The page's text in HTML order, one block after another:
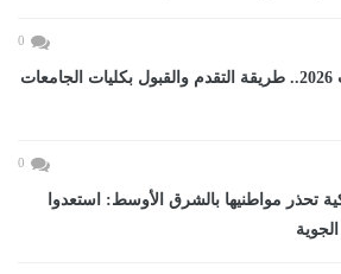
0
تنسيق الجامعات 2026.. طريقة التقدم والقبول بكليات الجامعات
0
تحذر مواطنيها بالشرق الأوسط: استعدوا